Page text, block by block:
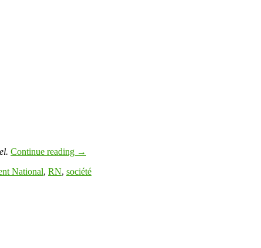
Continue reading →
National, RN, société